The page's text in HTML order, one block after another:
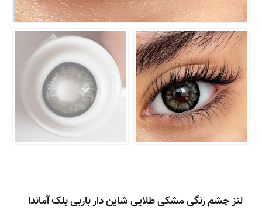
لنز چشم رنگی مشکی طلایی شاین دار باربی بلک آماندا